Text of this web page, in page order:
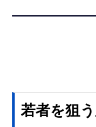
若者を狙